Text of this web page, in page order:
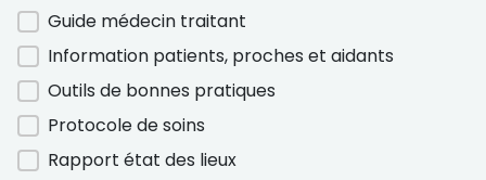
Guide médecin traitant
Information patients, proches et aidants
Outils de bonnes pratiques
Protocole de soins
Rapport état des lieux